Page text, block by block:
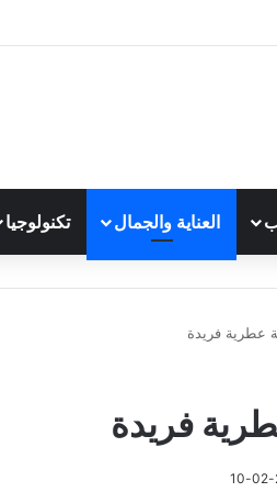
العناية والجمال تكنولوجيا
عطرية فريدة
فريدة